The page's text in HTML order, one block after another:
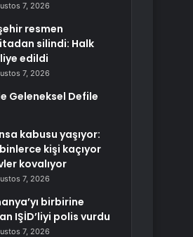
7, 2026
resmen
silindi: Halk
edildi
7, 2026
Geleneksel Defile
kabusu yaşıyor:
kişi kaçıyor
kovalıyor
7, 2026
birbirine
IŞİD’liyi polis vurdu
7, 2026